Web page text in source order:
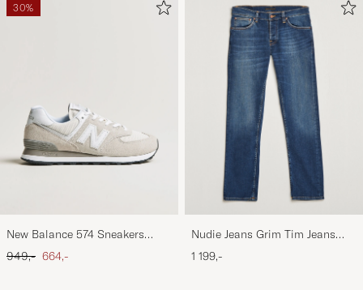
30%
New Balance 574 Sneakers
Nimbus Cloud
Ordinary pris
949,- Nedsat pris
664,-
Nudie Jeans Grim Tim Jeans
Indigo Myth
1 199,-